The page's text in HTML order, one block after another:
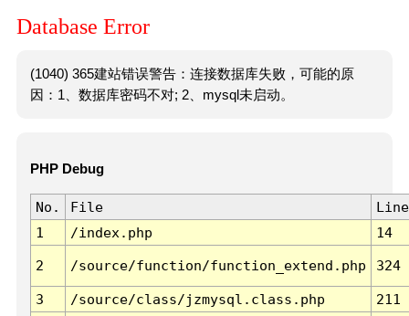
Database Error
(1040) 365建站错误警告：连接数据库失败，可能的原
因：1、数据库密码不对; 2、mysql未启动。
PHP Debug
No. File
Line
1
/index.php 14
2 /source/function/function_extend.php 324
3 /source/class/jzmysql.class.php
211